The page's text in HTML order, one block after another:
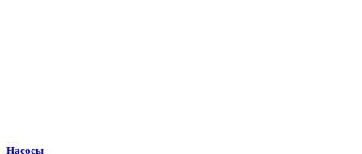
Насосы